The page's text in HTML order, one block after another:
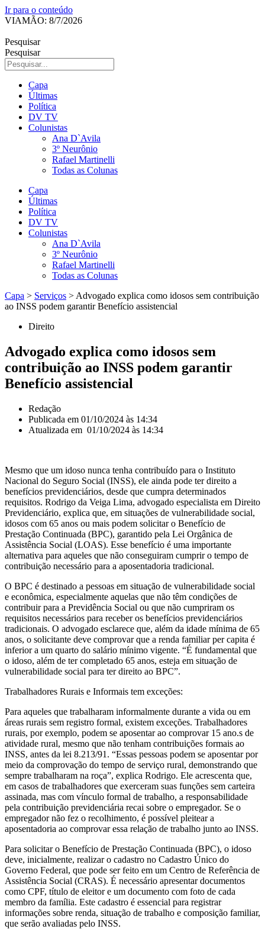
Ir para o conteúdo
VIAMÃO: 8/7/2026
Pesquisar
Pesquisar
Capa
Últimas
Política
DV TV
Colunistas
Ana D`Avila
3º Neurônio
Rafael Martinelli
Todas as Colunas
Capa
Últimas
Política
DV TV
Colunistas
Ana D`Avila
3º Neurônio
Rafael Martinelli
Todas as Colunas
Capa > Serviços > Advogado explica como idosos sem contribuição
ao INSS podem garantir Benefício assistencial
Direito
Advogado explica como idosos sem
contribuição ao INSS podem garantir
Benefício assistencial
Redação
Publicada em 01/10/2024 às 14:34
Atualizada em 01/10/2024 às 14:34
Mesmo que um idoso nunca tenha contribuído para o Instituto
Nacional do Seguro Social (INSS), ele ainda pode ter direito a
benefícios previdenciários, desde que cumpra determinados
requisitos. Rodrigo da Veiga Lima, advogado especialista em Direito
Previdenciário, explica que, em situações de vulnerabilidade social,
idosos com 65 anos ou mais podem solicitar o Benefício de
Prestação Continuada (BPC), garantido pela Lei Orgânica de
Assistência Social (LOAS). Esse benefício é uma importante
alternativa para aqueles que não conseguiram cumprir o tempo de
contribuição necessário para a aposentadoria tradicional.
O BPC é destinado a pessoas em situação de vulnerabilidade social
e econômica, especialmente aquelas que não têm condições de
contribuir para a Previdência Social ou que não cumpriram os
requisitos necessários para receber os benefícios previdenciários
tradicionais. O advogado esclarece que, além da idade mínima de 65
anos, o solicitante deve comprovar que a renda familiar per capita é
inferior a um quarto do salário mínimo vigente. “É fundamental que
o idoso, além de ter completado 65 anos, esteja em situação de
vulnerabilidade social para ter direito ao BPC”.
Trabalhadores Rurais e Informais tem exceções:
Para aqueles que trabalharam informalmente durante a vida ou em
áreas rurais sem registro formal, existem exceções. Trabalhadores
rurais, por exemplo, podem se aposentar ao comprovar 15 ano.s de
atividade rural, mesmo que não tenham contribuições formais ao
INSS, antes da lei 8.213/91. “Essas pessoas podem se aposentar por
meio da comprovação do tempo de serviço rural, demonstrando que
sempre trabalharam na roça”, explica Rodrigo. Ele acrescenta que,
em casos de trabalhadores que exerceram suas funções sem carteira
assinada, mas com vínculo formal de trabalho, a responsabilidade
pela contribuição previdenciária recai sobre o empregador. Se o
empregador não fez o recolhimento, é possível pleitear a
aposentadoria ao comprovar essa relação de trabalho junto ao INSS.
Para solicitar o Benefício de Prestação Continuada (BPC), o idoso
deve, inicialmente, realizar o cadastro no Cadastro Único do
Governo Federal, que pode ser feito em um Centro de Referência de
Assistência Social (CRAS). É necessário apresentar documentos
como CPF, título de eleitor e um documento com foto de cada
membro da família. Este cadastro é essencial para registrar
informações sobre renda, situação de trabalho e composição familiar,
que serão avaliadas pelo INSS.